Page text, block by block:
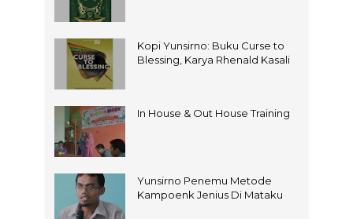
Kopi Yunsirno: Buku Curse to
Blessing, Karya Rhenald Kasali
In House & Out House Training
Yunsirno Penemu Metode
Kampoenk Jenius Di Mataku